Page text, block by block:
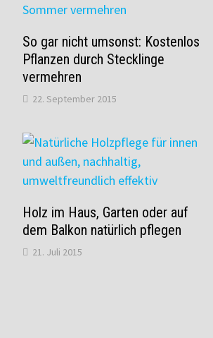
So gar nicht umsonst: Kostenlos
Pflanzen durch Stecklinge
vermehren
22. September 2015
Holz im Haus, Garten oder auf
dem Balkon natürlich pflegen
21. Juli 2015